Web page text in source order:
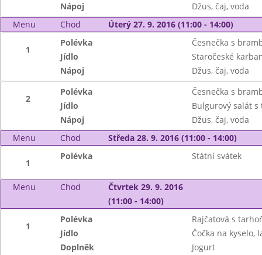
Nápoj
Džus, čaj, voda
Menu
Chod Úterý 27. 9. 2016 (11:00 - 14:00)
1
Polévka
Česnečka s
Jídlo
Staročeské
Nápoj
Džus, čaj, voda
2
Polévka
Česnečka s
Jídlo
Bulgurový salát
Nápoj
Džus, čaj, voda
Menu
Chod Středa 28. 9. 2016 (11:00 - 14:00)
1
Polévka Státní svátek
Menu Chod
Čtvrtek 29. 9. 2016
(11:00 - 14:00)
1
Polévka
Rajčatová s
Jídlo
Čočka na kyselo,
Doplněk
Jogurt